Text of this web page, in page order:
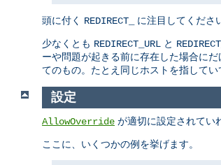
頭に付く REDIRECT_ に注目してくださ
少なくとも REDIRECT_URL と
ーや問題が起きる前に存在した場合に
てのもの。たとえ同じホストを指して
設定
AllowOverride が適切に設定されてい
ここに、いくつかの例を挙げます。